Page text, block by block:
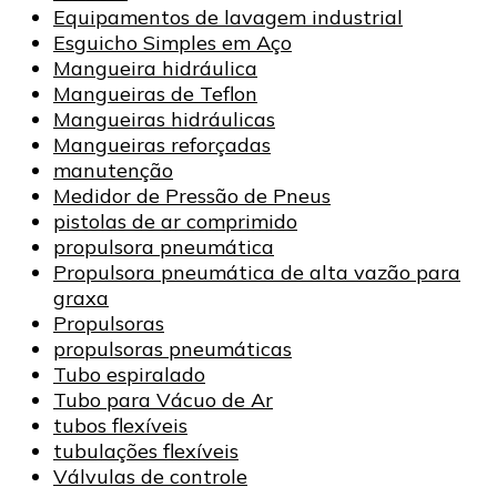
Equipamentos de lavagem industrial
Esguicho Simples em Aço
Mangueira hidráulica
Mangueiras de Teflon
Mangueiras hidráulicas
Mangueiras reforçadas
manutenção
Medidor de Pressão de Pneus
pistolas de ar comprimido
propulsora pneumática
Propulsora pneumática de alta vazão para
graxa
Propulsoras
propulsoras pneumáticas
Tubo espiralado
Tubo para Vácuo de Ar
tubos flexíveis
tubulações flexíveis
Válvulas de controle